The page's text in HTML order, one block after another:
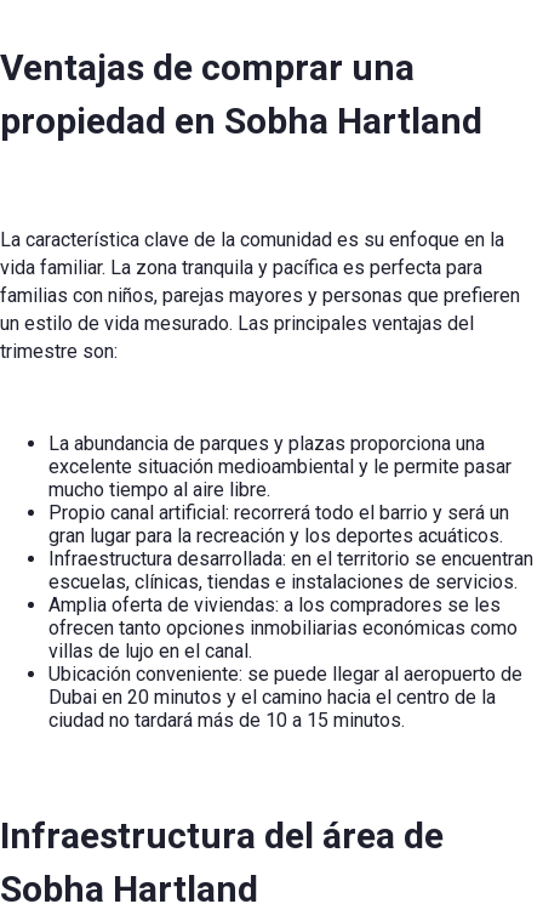
Ventajas de comprar una
propiedad en Sobha Hartland
La característica clave de la comunidad es su enfoque en la
vida familiar. La zona tranquila y pacífica es perfecta para
familias con niños, parejas mayores y personas que prefieren
un estilo de vida mesurado. Las principales ventajas del
trimestre son:
La abundancia de parques y plazas proporciona una
excelente situación medioambiental y le permite pasar
mucho tiempo al aire libre.
Propio canal artificial: recorrerá todo el barrio y será un
gran lugar para la recreación y los deportes acuáticos.
Infraestructura desarrollada: en el territorio se encuentran
escuelas, clínicas, tiendas e instalaciones de servicios.
Amplia oferta de viviendas: a los compradores se les
ofrecen tanto opciones inmobiliarias económicas como
villas de lujo en el canal.
Ubicación conveniente: se puede llegar al aeropuerto de
Dubai en 20 minutos y el camino hacia el centro de la
ciudad no tardará más de 10 a 15 minutos.
Infraestructura del área de
Sobha Hartland